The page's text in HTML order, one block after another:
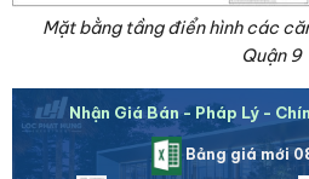
Mặt bằng tầng điển hình các
Quận 9
Nhận Giá Bán - Pháp Lý -
Bảng giá mới